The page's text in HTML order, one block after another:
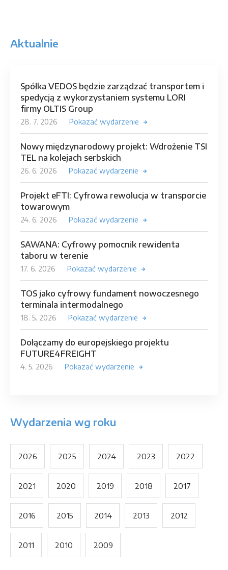
Aktualnie
Spółka VEDOS będzie zarządzać transportem i
spedycją z wykorzystaniem systemu LORI
firmy OLTIS Group
28. 7. 2026 Pokazać wydarzenie
Nowy międzynarodowy projekt: Wdrożenie TSI
TEL na kolejach serbskich
26. 6. 2026 Pokazać wydarzenie
Projekt eFTI: Cyfrowa rewolucja w transporcie
towarowym
24. 6. 2026 Pokazać wydarzenie
SAWANA: Cyfrowy pomocnik rewidenta
taboru w terenie
17. 6. 2026 Pokazać wydarzenie
TOS jako cyfrowy fundament nowoczesnego
terminala intermodalnego
18. 5. 2026 Pokazać wydarzenie
Dołączamy do europejskiego projektu
FUTURE4FREIGHT
4. 5. 2026 Pokazać wydarzenie
Wydarzenia wg roku
2026 2025 2024 2023 2022
2021 2020 2019 2018 2017
2016 2015 2014 2013 2012
2011 2010 2009